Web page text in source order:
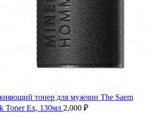
тонер для мужчин The Saem
Toner Ex, 130мл 2,000 ₽